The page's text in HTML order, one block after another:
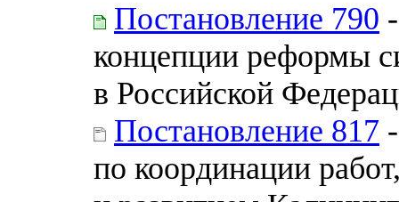
Постановление 790
концепции реформы
в Российской
Постановление 817
по координации